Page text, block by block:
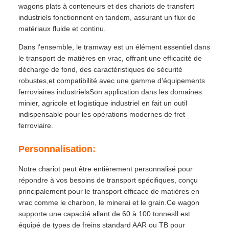
wagons plats à conteneurs et des chariots de transfert
industriels fonctionnent en tandem, assurant un flux de
matériaux fluide et continu.
Dans l'ensemble, le tramway est un élément essentiel dans
le transport de matières en vrac, offrant une efficacité de
décharge de fond, des caractéristiques de sécurité
robustes,et compatibilité avec une gamme d'équipements
ferroviaires industrielsSon application dans les domaines
minier, agricole et logistique industriel en fait un outil
indispensable pour les opérations modernes de fret
ferroviaire.
Personnalisation:
Notre chariot peut être entièrement personnalisé pour
répondre à vos besoins de transport spécifiques, conçu
principalement pour le transport efficace de matières en
vrac comme le charbon, le minerai et le grain.Ce wagon
supporte une capacité allant de 60 à 100 tonnesIl est
équipé de types de freins standard AAR ou TB pour